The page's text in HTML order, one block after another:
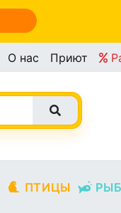
О нас Приют
ПТИЦЫ